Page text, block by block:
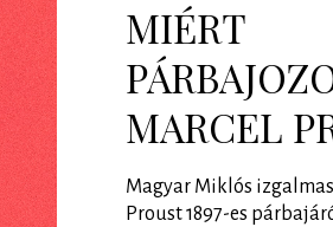
MIÉRT
MARCEL
Magyar Miklós izgalmas
Proust 1897-es